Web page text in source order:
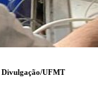
Divulgação/UFMT